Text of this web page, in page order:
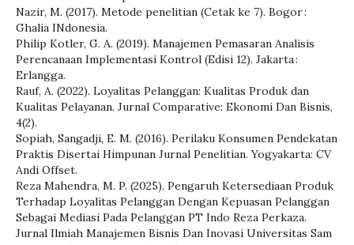
Nazir, M. (2017). Metode penelitian (Cetak ke 7). Bogor :
Ghalia INdonesia.
Philip Kotler, G. A. (2019). Manajemen Pemasaran Analisis
Perencanaan Implementasi Kontrol (Edisi 12). Jakarta :
Erlangga.
Rauf, A. (2022). Loyalitas Pelanggan: Kualitas Produk dan
Kualitas Pelayanan. Jurnal Comparative: Ekonomi Dan Bisnis,
4(2).
Sopiah, Sangadji, E. M. (2016). Perilaku Konsumen Pendekatan
Praktis Disertai Himpunan Jurnal Penelitian. Yogyakarta: CV
Andi Offset.
Reza Mahendra, M. P. (2025). Pengaruh Ketersediaan Produk
Terhadap Loyalitas Pelanggan Dengan Kepuasan Pelanggan
Sebagai Mediasi Pada Pelanggan PT Indo Reza Perkaza.
Jurnal Ilmiah Manajemen Bisnis Dan Inovasi Universitas Sam